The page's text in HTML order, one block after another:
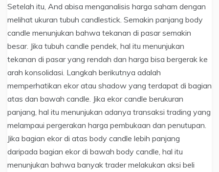
Setelah itu, And abisa menganalisis harga saham dengan
melihat ukuran tubuh candlestick. Semakin panjang body
candle menunjukan bahwa tekanan di pasar semakin
besar. Jika tubuh candle pendek, hal itu menunjukan
tekanan di pasar yang rendah dan harga bisa bergerak ke
arah konsolidasi. Langkah berikutnya adalah
memperhatikan ekor atau shadow yang terdapat di bagian
atas dan bawah candle. Jika ekor candle berukuran
panjang, hal itu menunjukan adanya transaksi trading yang
melampaui pergerakan harga pembukaan dan penutupan.
Jika bagian ekor di atas body candle lebih panjang
daripada bagian ekor di bawah body candle, hal itu
menunjukan bahwa banyak trader melakukan aksi beli